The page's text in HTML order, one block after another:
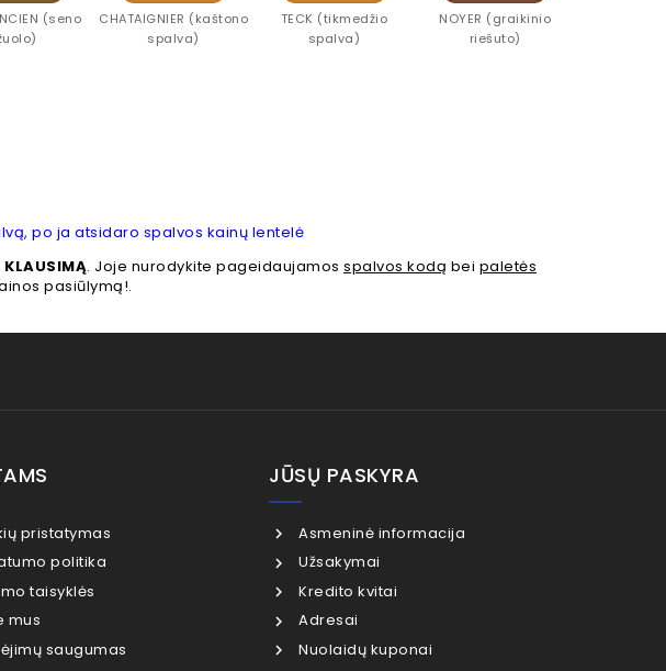
(seno
CHATAIGNIER (kaštono
spalva)
TECK (tikmedžio
spalva)
NOYER (graikinio
riešuto)
po ja atsidaro spalvos kainų lentelė
KLAUSIMĄ. Joje nurodykite pageidaujamos spalvos kodą bei paletės
pasiūlymą!.
pristatymas
politika
taisyklės
mus
saugumas
JŪSŲ PASKYRA
Asmeninė informacija
Užsakymai
Kredito kvitai
Adresai
Nuolaidų kuponai